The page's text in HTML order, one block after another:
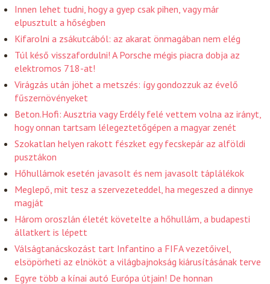
Innen lehet tudni, hogy a gyep csak pihen, vagy már
elpusztult a hőségben
Kifarolni a zsákutcából: az akarat önmagában nem elég
Túl késő visszafordulni! A Porsche mégis piacra dobja az
elektromos 718-at!
Virágzás után jöhet a metszés: így gondozzuk az évelő
fűszernövényeket
Beton.Hofi: Ausztria vagy Erdély felé vettem volna az irányt,
hogy onnan tartsam lélegeztetőgépen a magyar zenét
Szokatlan helyen rakott fészket egy fecskepár az alföldi
pusztákon
Hőhullámok esetén javasolt és nem javasolt táplálékok
Meglepő, mit tesz a szervezeteddel, ha megeszed a dinnye
magját
Három oroszlán életét követelte a hőhullám, a budapesti
állatkert is lépett
Válságtanácskozást tart Infantino a FIFA vezetőivel,
elsöpörheti az elnököt a világbajnokság kiárusításának terve
Egyre több a kínai autó Európa útjain! De honnan